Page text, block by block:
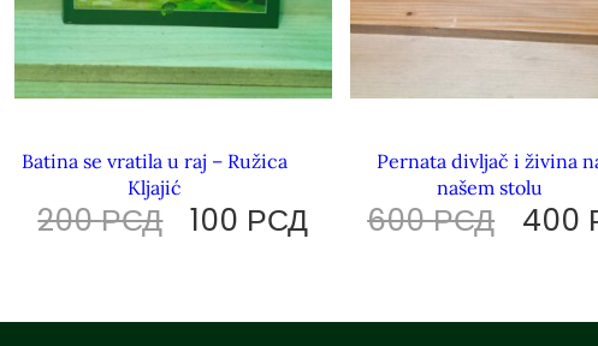
Batina se vratila u raj – Ružica
Kljajić
200РСД 100 РСД
Pernata divljač i živina
našem stolu
600РСД 400